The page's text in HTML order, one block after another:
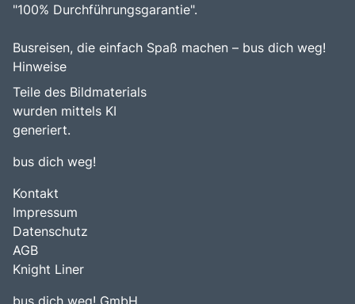
"100% Durchführungsgarantie".
Busreisen, die einfach Spaß machen – bus dich weg!
Hinweise
Teile des Bildmaterials
wurden mittels KI
generiert.
bus dich weg!
Kontakt
Impressum
Datenschutz
AGB
Knight Liner
bus dich weg! GmbH